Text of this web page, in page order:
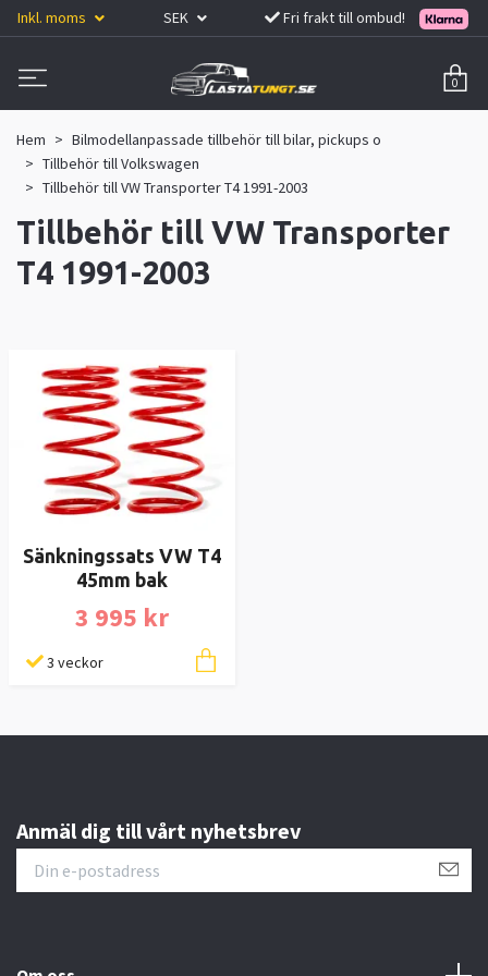
Inkl. moms SEK Fri frakt till ombud!
0
Hem
Bilmodellanpassade tillbehör till bilar, pickups o
Tillbehör till Volkswagen
Tillbehör till VW Transporter T4 1991-2003
Tillbehör till VW Transporter
T4 1991-2003
Sänkningssats VW T4
45mm bak
3 995 kr
3 veckor
Anmäl dig till vårt nyhetsbrev